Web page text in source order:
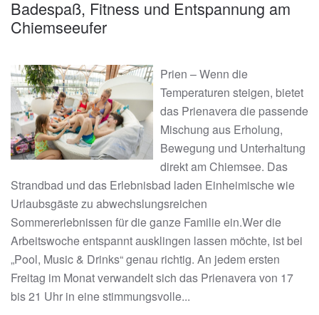
Badespaß, Fitness und Entspannung am
Chiemseeufer
Prien – Wenn die
Temperaturen steigen, bietet
das Prienavera die passende
Mischung aus Erholung,
Bewegung und Unterhaltung
direkt am Chiemsee. Das
Strandbad und das Erlebnisbad laden Einheimische wie
Urlaubsgäste zu abwechslungsreichen
Sommererlebnissen für die ganze Familie ein.Wer die
Arbeitswoche entspannt ausklingen lassen möchte, ist bei
„Pool, Music & Drinks“ genau richtig. An jedem ersten
Freitag im Monat verwandelt sich das Prienavera von 17
bis 21 Uhr in eine stimmungsvolle...